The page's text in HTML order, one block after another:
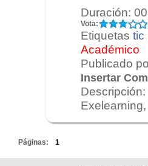
Duración:
Vota:
Etiquetas tic
Académico
Publicado
Insertar
Páginas: 1